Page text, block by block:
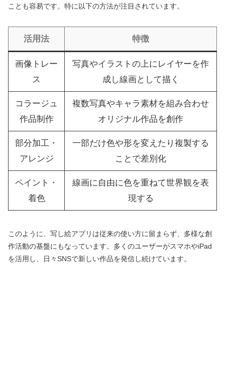
ことも容易です。特に以下の方法が注目されています。
活用法 特徴
画像トレー
ス
写真やイラストの上にレイヤーを作
成し線画として描く
コラージュ
作品制作
複数写真やキャラ素材を組み合わせ
オリジナル作品を創作
部分加工・
アレンジ
一部だけ色や形を変えたり複製する
ことで差別化
ペイント・
着色
線画に自由に色を重ねて世界観を表
現する
このように、写し絵アプリは従来の使い方に留まらず、多様な創
作活動の基盤にもなっています。多くのユーザーがスマホやiPad
を活用し、日々SNSで新しい作品を発信し続けています。